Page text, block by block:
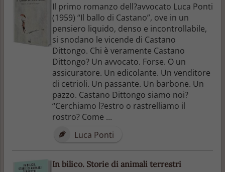
Il primo romanzo dell?avvocato Luca Ponti
(1959) “Il ballo di Castano”, ove in un
pensiero liquido, denso e incontrollabile,
si snodano le vicende di Castano
Dittongo. Chi è veramente Castano
Dittongo? Un avvocato. Forse. O un
assicuratore. Un edicolante. Un venditore
di cetrioli. Un passante. Un barbone. Un
pazzo. Castano Dittongo siamo noi?
“Cerchiamo l?estro o rastrelliamo il
rostro? Come ...
Luca Ponti
In bilico. Storie di animali terrestri